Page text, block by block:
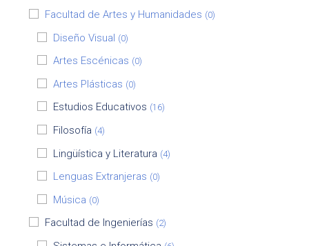
Facultad de Artes y Humanidades (0)
Diseño Visual (0)
Artes Escénicas (0)
Artes Plásticas (0)
Estudios Educativos (16)
Filosofía (4)
Lingüística y Literatura (4)
Lenguas Extranjeras (0)
Música (0)
Facultad de Ingenierías (2)